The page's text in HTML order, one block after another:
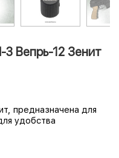
3 Вепрь-12 Зенит
предназначена для
удобства